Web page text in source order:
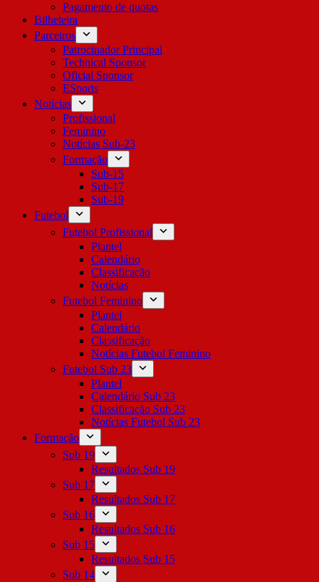
Pagamento de quotas
Bilheteira
Parceiros
Patrocinador Principal
Technical Sponsor
Oficial Sponsor
ESports
Notícias
Profissional
Feminino
Notícias Sub-23
Formação
Sub-15
Sub-17
Sub-19
Futebol
Futebol Profissional
Plantel
Calendário
Classificação
Notícias
Futebol Feminino
Plantel
Calendário
Classificação
Notícias Futebol Feminino
Futebol Sub 23
Plantel
Calendário Sub 23
Classificação Sub 23
Notícias Futebol Sub 23
Formação
Sub 19
Resultados Sub 19
Sub 17
Resultados Sub 17
Sub 16
Resultados Sub 16
Sub 15
Resultados Sub 15
Sub 14